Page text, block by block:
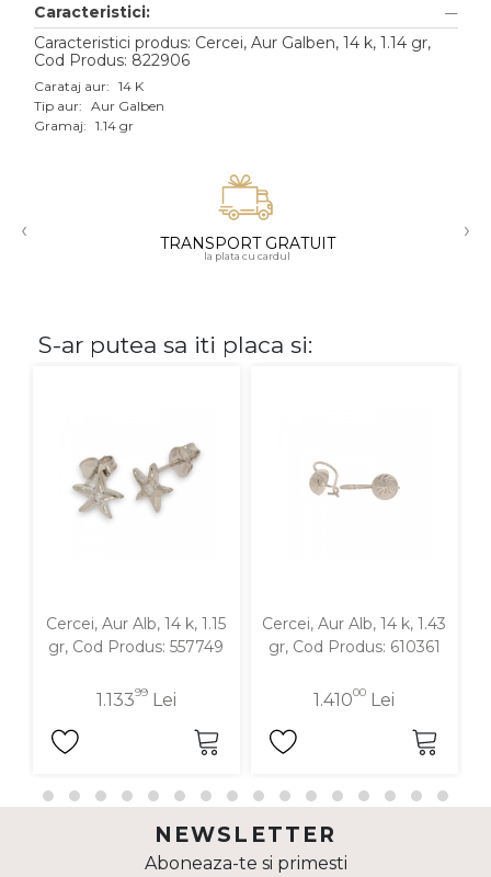
Aur alb
Aur roz
Aur mixt
18K
Caracteristici:
Caracteristici produs: Cercei, Aur Galben, 14 k, 1.14 gr,
Cod Produs: 822906
Carataj aur: 14 K
Tip aur: Aur Galben
Gramaj: 1.14 gr
‹ TRANSPORT GRATUIT
la plata cu cardul
›
S-ar putea sa iti placa si:
Cercei, Aur Alb, 14 k, 1.15
gr, Cod Produs: 557749
1.13399Lei
Cercei, Aur Alb, 14 k, 1.43
gr, Cod Produs: 610361
1.41000 Lei
NEWSLETTER
Aboneaza-te si primesti